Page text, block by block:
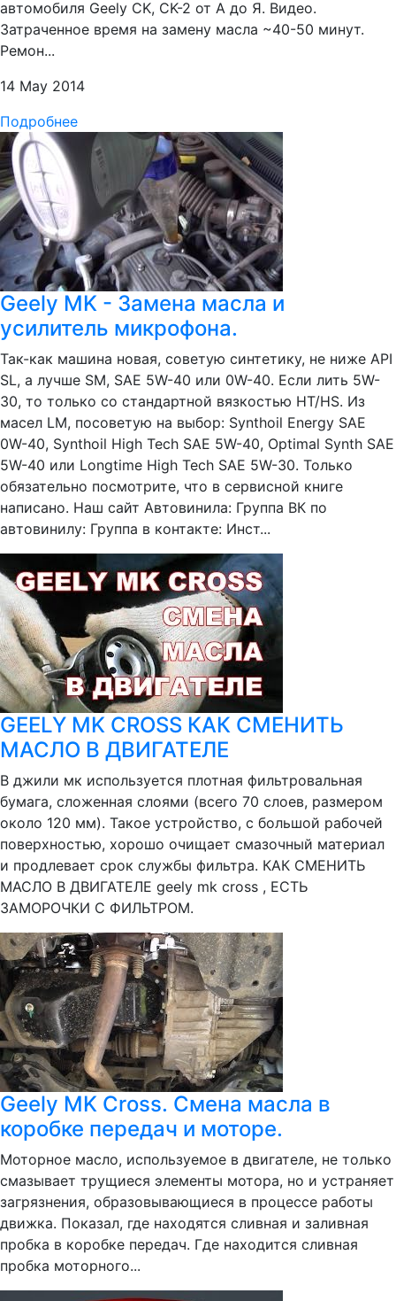
автомобиля Geely CK, CK-2 от А до Я. Видео.
Затраченное время на замену масла ~40-50 минут.
Ремон...
14 May 2014
Подробнее
Geely MK - Замена масла и
усилитель микрофона.
Так-как машина новая, советую синтетику, не ниже API
SL, а лучше SM, SAE 5W-40 или 0W-40. Если лить 5W-
30, то только со стандартной вязкостью HT/HS. Из
масел LM, посоветую на выбор: Synthoil Energy SAE
0W-40, Synthoil High Tech SAE 5W-40, Optimal Synth SAE
5W-40 или Longtime High Tech SAE 5W-30. Только
обязательно посмотрите, что в сервисной книге
написано. Наш сайт Автовинила: Группа ВК по
автовинилу: Группа в контакте: Инст...
GEELY MK CROSS КАК СМЕНИТЬ
МАСЛО В ДВИГАТЕЛЕ
В джили мк используется плотная фильтровальная
бумага, сложенная слоями (всего 70 слоев, размером
около 120 мм). Такое устройство, с большой рабочей
поверхностью, хорошо очищает смазочный материал
и продлевает срок службы фильтра. КАК СМЕНИТЬ
МАСЛО В ДВИГАТЕЛЕ geely mk cross , ЕСТЬ
ЗАМОРОЧКИ С ФИЛЬТРОМ.
Geely MK Cross. Смена масла в
коробке передач и моторе.
Моторное масло, используемое в двигателе, не только
смазывает трущиеся элементы мотора, но и устраняет
загрязнения, образовывающиеся в процессе работы
движка. Показал, где находятся сливная и заливная
пробка в коробке передач. Где находится сливная
пробка моторного...